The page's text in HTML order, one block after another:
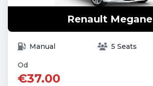
Renault Megane
Manual 5 Seats
Od
€37.00